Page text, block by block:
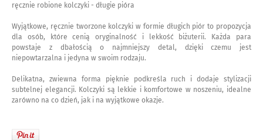
ręcznie robione kolczyki - długie pióra
Wyjątkowe, ręcznie tworzone kolczyki w formie długich piór to propozycja
dla osób, które cenią oryginalność i lekkość biżuterii. Każda para
powstaje z dbałością o najmniejszy detal, dzięki czemu jest
niepowtarzalna i jedyna w swoim rodzaju.
Delikatna, zwiewna forma pięknie podkreśla ruch i dodaje stylizacji
subtelnej elegancji. Kolczyki są lekkie i komfortowe w noszeniu, idealne
zarówno na co dzień, jak i na wyjątkowe okazje.